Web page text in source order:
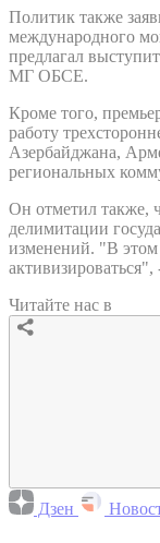
Политик также
международного
предлагал
МГ ОБСЕ.
Кроме того,
работу
Азербайджана,
региональных
Он отметил также,
делимитации
изменений. "В
Читайте нас в
Дзен